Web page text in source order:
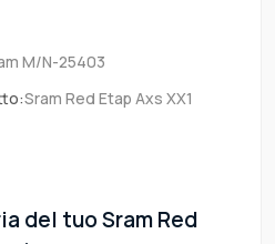
M/N-25403
Sram Red Etap Axs XX1
del tuo Sram Red